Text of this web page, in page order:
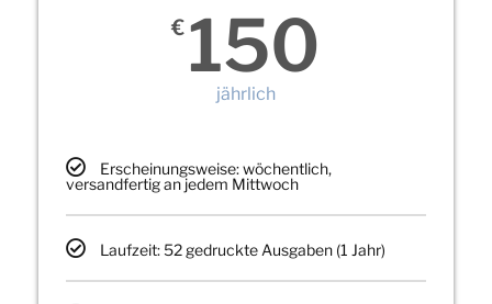
€ 150
jährlich
Erscheinungsweise: wöchentlich,
versandfertig an jedem Mittwoch
Laufzeit: 52 gedruckte Ausgaben (1 Jahr)